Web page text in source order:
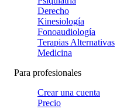
Derecho
Kinesiología
Fonoaudiología
Terapias Alternativas
Medicina
Para profesionales
Crear una cuenta
Precio